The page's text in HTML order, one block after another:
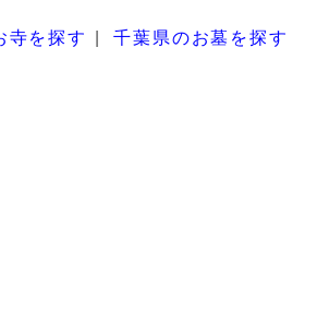
寺を探す 千葉県のお墓を探す